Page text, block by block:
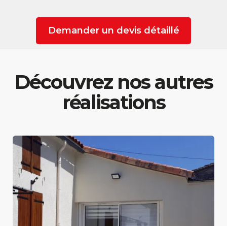
Demander un devis détaillé
Découvrez nos autres
réalisations